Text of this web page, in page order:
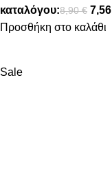
καταλόγου:8,90€ 7,56
Προσθήκη στο καλάθι
Sale